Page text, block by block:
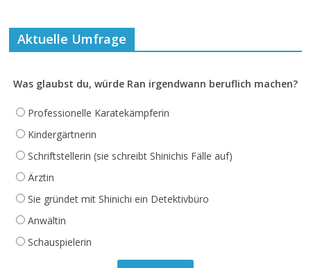
Aktuelle Umfrage
Was glaubst du, würde Ran irgendwann beruflich machen?
Professionelle Karatekämpferin
Kindergärtnerin
Schriftstellerin (sie schreibt Shinichis Fälle auf)
Ärztin
Sie gründet mit Shinichi ein Detektivbüro
Anwältin
Schauspielerin